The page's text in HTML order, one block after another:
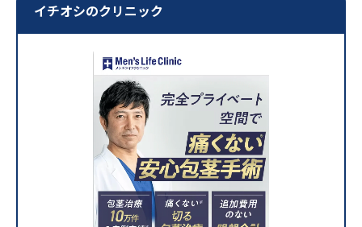
イチオシのクリニック